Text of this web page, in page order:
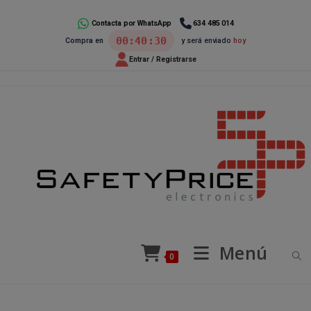
Contacta por WhatsApp
634 485 014
Compra en
00:40:29 y será enviado hoy
Entrar / Registrarse
0 Menú